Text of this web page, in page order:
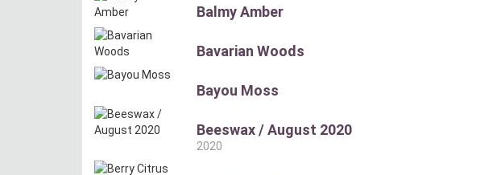
Balmy Amber
Bavarian Woods
Bayou Moss
Beeswax / August 2020
2020